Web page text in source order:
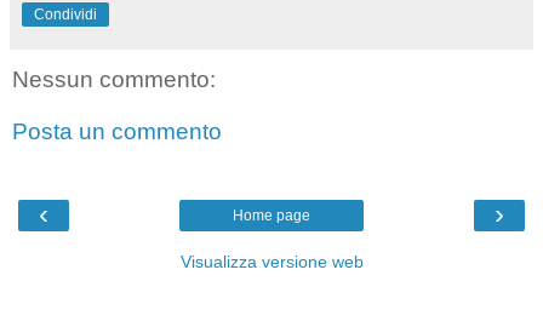
Condividi
Nessun commento:
Posta un commento
‹ ›
Home page
Visualizza versione web